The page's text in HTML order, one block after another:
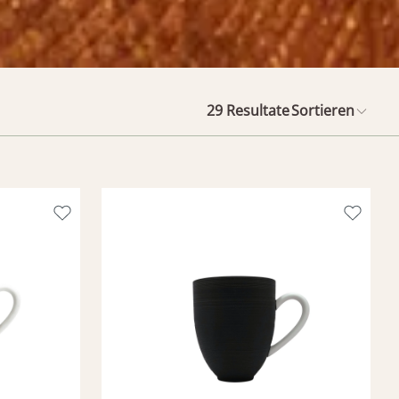
29 ResultateSortieren